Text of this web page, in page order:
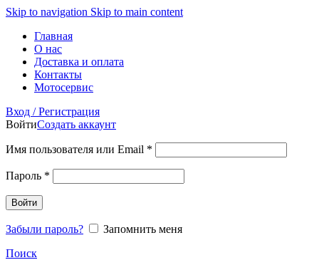
Skip to navigation Skip to main content
Главная
О нас
Доставка и оплата
Контакты
Мотосервис
Вход / Регистрация
ВойтиСоздать аккаунт
Имя пользователя или Email *
Пароль *
Войти
Забыли пароль?
Запомнить меня
Поиск